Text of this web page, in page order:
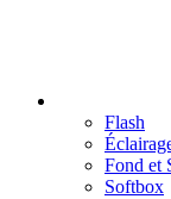
Flash
Fond et
Softbox